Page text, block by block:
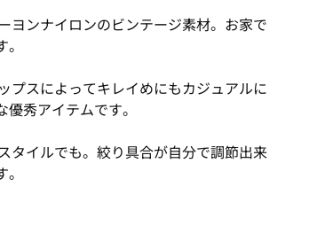
ヨンナイロンのビンテージ素材。お家で
プスによってキレイめにもカジュアルに
秀アイテムです。
タイルでも。絞り具合が自分で調節出来